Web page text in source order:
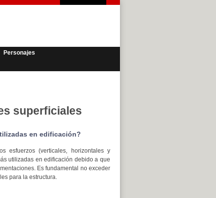
Personajes
superficiales
en edificación?
esfuerzos (verticales, horizontales y
utilizadas en edificación debido a que
Es fundamental no exceder
para la estructura.